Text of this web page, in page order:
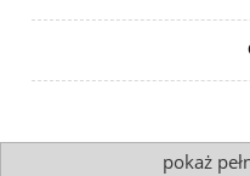
pokaż